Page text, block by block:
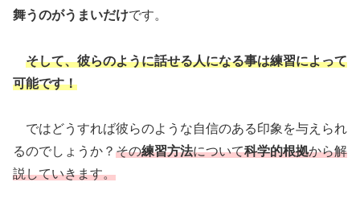
舞うのがうまいだけです。
そして、彼らのように話せる人になる事は練習によって
可能です！
ではどうすれば彼らのような自信のある印象を与えられ
るのでしょうか？ その練習方法について科学的根拠から解
説していきます。